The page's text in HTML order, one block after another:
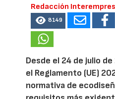
Redacción
8149
Desde el 24 de julio
el Reglamento (UE)
normativa de